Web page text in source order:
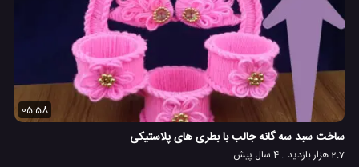
05:58
ساخت سبد سه گانه جالب با بطری های پلاستیکی
2.7 هزار بازدید 4 سال پیش